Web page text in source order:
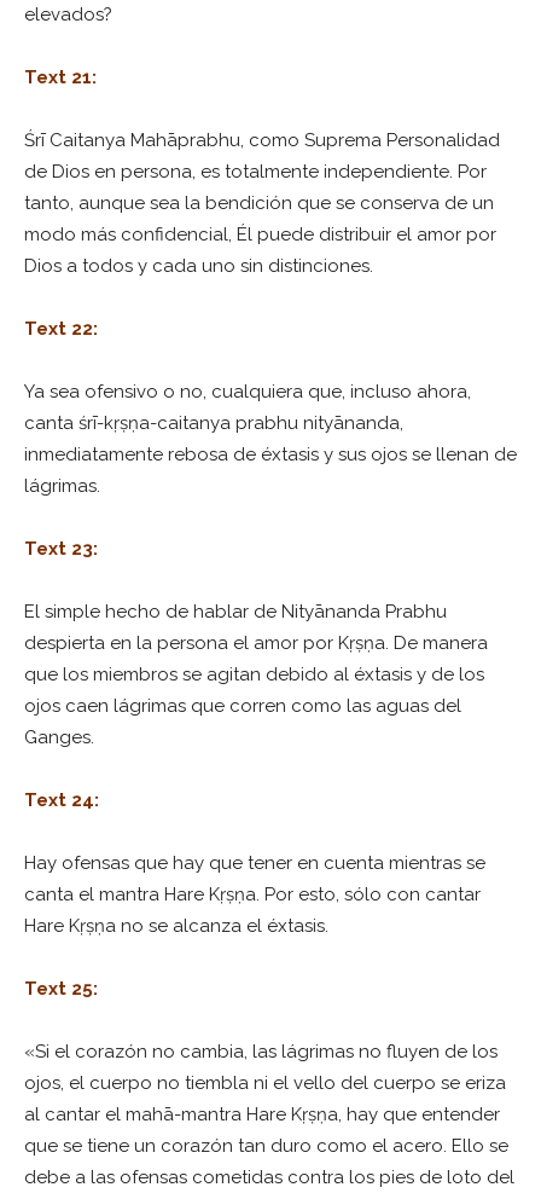
elevados?
Text 21:
Śrī Caitanya Mahāprabhu, como Suprema Personalidad
de Dios en persona, es totalmente independiente. Por
tanto, aunque sea la bendición que se conserva de un
modo más confidencial, Él puede distribuir el amor por
Dios a todos y cada uno sin distinciones.
Text 22:
Ya sea ofensivo o no, cualquiera que, incluso ahora,
canta śrī-kṛṣṇa-caitanya prabhu nityānanda,
inmediatamente rebosa de éxtasis y sus ojos se llenan de
lágrimas.
Text 23:
El simple hecho de hablar de Nityānanda Prabhu
despierta en la persona el amor por Kṛṣṇa. De manera
que los miembros se agitan debido al éxtasis y de los
ojos caen lágrimas que corren como las aguas del
Ganges.
Text 24:
Hay ofensas que hay que tener en cuenta mientras se
canta el mantra Hare Kṛṣṇa. Por esto, sólo con cantar
Hare Kṛṣṇa no se alcanza el éxtasis.
Text 25:
«Si el corazón no cambia, las lágrimas no fluyen de los
ojos, el cuerpo no tiembla ni el vello del cuerpo se eriza
al cantar el mahā-mantra Hare Kṛṣṇa, hay que entender
que se tiene un corazón tan duro como el acero. Ello se
debe a las ofensas cometidas contra los pies de loto del